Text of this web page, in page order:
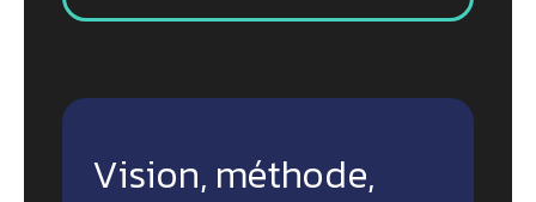
Vision, méthode,